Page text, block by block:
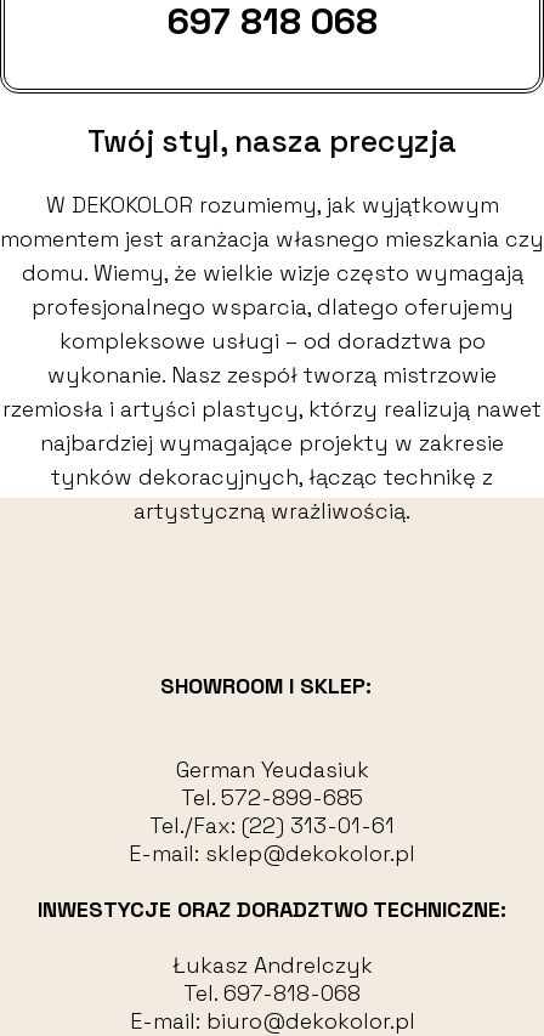
697 818 068
Twój styl, nasza precyzja
W DEKOKOLOR rozumiemy, jak wyjątkowym
momentem jest aranżacja własnego mieszkania czy
domu. Wiemy, że wielkie wizje często wymagają
profesjonalnego wsparcia, dlatego oferujemy
kompleksowe usługi – od doradztwa po
wykonanie. Nasz zespół tworzą mistrzowie
rzemiosła i artyści plastycy, którzy realizują nawet
najbardziej wymagające projekty w zakresie
tynków dekoracyjnych, łącząc technikę z
artystyczną wrażliwością.
SHOWROOM I SKLEP:
German Yeudasiuk
Tel. 572-899-685
Tel./Fax: (22) 313-01-61
E-mail: sklep@dekokolor.pl
INWESTYCJE ORAZ DORADZTWO TECHNICZNE:
Łukasz Andrelczyk
Tel. 697-818-068
E-mail: biuro@dekokolor.pl